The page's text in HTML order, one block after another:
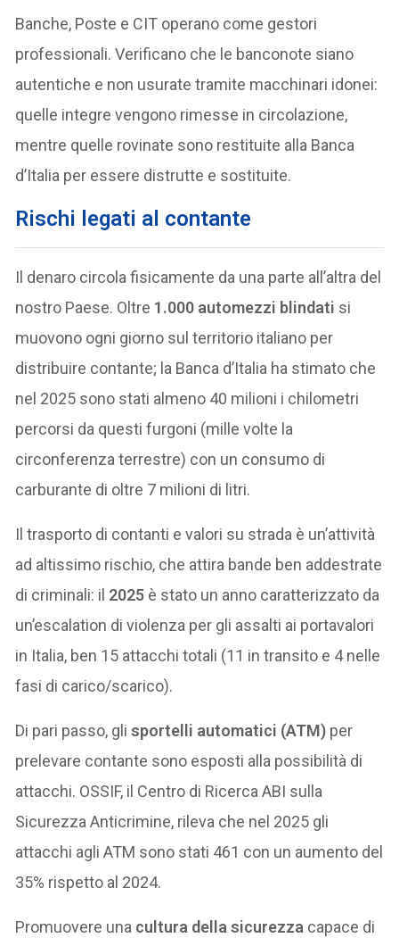
Banche, Poste e CIT operano come gestori
professionali. Verificano che le banconote siano
autentiche e non usurate tramite macchinari idonei:
quelle integre vengono rimesse in circolazione,
mentre quelle rovinate sono restituite alla Banca
d’Italia per essere distrutte e sostituite.
Rischi legati al contante
Il denaro circola fisicamente da una parte all’altra del
nostro Paese. Oltre 1.000 automezzi blindati si
muovono ogni giorno sul territorio italiano per
distribuire contante; la Banca d’Italia ha stimato che
nel 2025 sono stati almeno 40 milioni i chilometri
percorsi da questi furgoni (mille volte la
circonferenza terrestre) con un consumo di
carburante di oltre 7 milioni di litri.
Il trasporto di contanti e valori su strada è un’attività
ad altissimo rischio, che attira bande ben addestrate
di criminali: il 2025 è stato un anno caratterizzato da
un’escalation di violenza per gli assalti ai portavalori
in Italia, ben 15 attacchi totali (11 in transito e 4 nelle
fasi di carico/scarico).
Di pari passo, glisportelli automatici (ATM) per
prelevare contante sono esposti alla possibilità di
attacchi. OSSIF, il Centro di Ricerca ABI sulla
Sicurezza Anticrimine, rileva che nel 2025 gli
attacchi agli ATM sono stati 461 con un aumento del
35% rispetto al 2024.
Promuovere una cultura della sicurezza capace di